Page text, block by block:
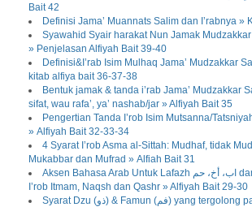
Bait 42
Definisi Jama’ Muannats Salim dan I’rabnya »
Syawahid Syair harakat Nun Jamak
» Penjelasan Alfiyah Bait 39-40
Definisi&I’rab Isim Mulhaq Jama’ Mudzakkar
kitab alfiya bait 36-37-38
Bentuk jamak & tanda i’rab Jama’ Mudzakkar
sifat, wau rafa’, ya’ nashab/jar » Alfiyah Bait 35
Pengertian Tanda I’rob Isim Mutsanna/
» Alfiyah Bait 32-33-34
4 Syarat I’rob Asma al-Sittah: Mudhaf, tidak
Mukabbar dan Mufrad » Alfiah Bait 31
Aksen Bahasa Arab Untuk Lafazh اب، أخ، حم dan هن menghasilkan
I’rob Itmam, Naqsh dan Qashr » Alfiyah Bait 29-30
Syarat Dzu (ذو) & Famun (فم) yang tergolong pada Asmaus-Sittah »